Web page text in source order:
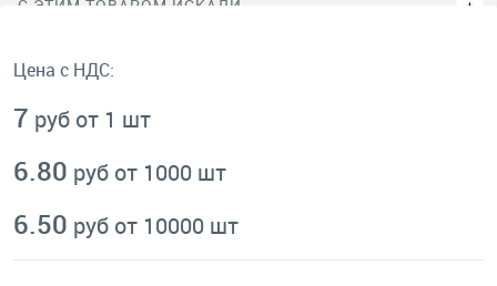
C ЭТИМ ТОВАРОМ ИСКАЛИ
Цена с НДС:
7 руб от 1 шт
6.80 руб от 1000 шт
6.50 руб от 10000 шт